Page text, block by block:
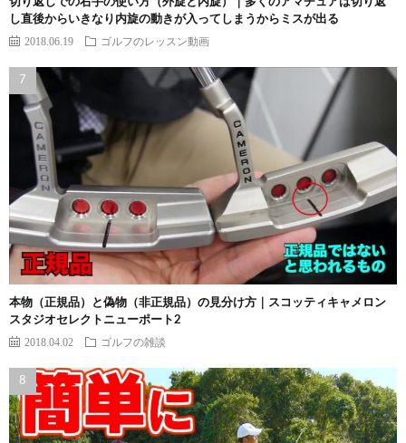
し直後からいきなり内旋の動きが入ってしまうからミスが出る
2018.06.19 ゴルフのレッスン動画
本物（正規品）と偽物（非正規品）の見分け方｜スコッティキャメロン
スタジオセレクトニューポート2
2018.04.02 ゴルフの雑談